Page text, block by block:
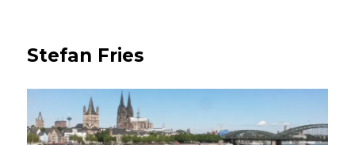
Stefan Fries